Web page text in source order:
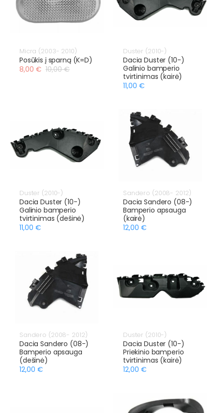
Micra (2003- 2010)
Posūkis į sparną (K=D)
8,00 € 10,00 €
Duster (2010-)
Dacia Duster (10-)
Galinio bamperio
tvirtinimas (kairė)
11,00 €
Duster (2010-)
Dacia Duster (10-)
Galinio bamperio
tvirtinimas (dešinė)
11,00 €
Sandero (2008- 2012)
Dacia Sandero (08-)
Bamperio apsauga
(kairė)
12,00 €
Sandero (2008- 2012)
Dacia Sandero (08-)
Bamperio apsauga
(dešinė)
12,00 €
Duster (2010-)
Dacia Duster (10-)
Priekinio bamperio
tvirtinimas (kairė)
12,00 €